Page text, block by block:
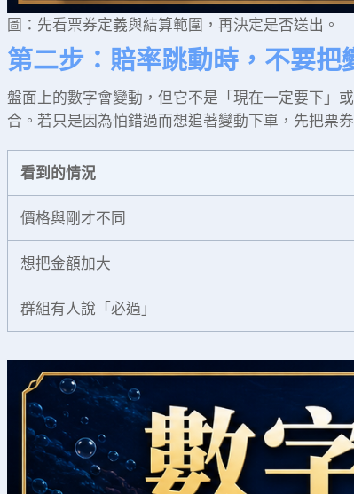
圖：先看票券定義與結算範圍，再決定是否送出。
第二步：賠率跳動時，不要把
盤面上的數字會變動，但它不是「現在一定要下」
合。若只是因為怕錯過而想追著變動下單，先把票
看到的情況
價格與剛才不同
想把金額加大
群組有人說「必過」